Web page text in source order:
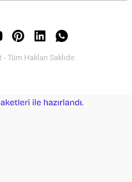
Hakları Saklıdır.
e-